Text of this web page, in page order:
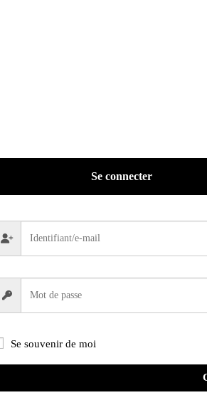
données ainsi transmises.
sur son identité et ne portant pas atteinte
se réservent le droit de suspendre
valide et de mettre à jour ses données
tout Compte Personnel en cas de violation(s)
et d’expédition sur chacune des
les commandes quelle que soit leur
des commandes.
panier avant que vous ne validiez votre
décrit sur le Site. Les réductions et/
Se connecter
Se souvenir de moi